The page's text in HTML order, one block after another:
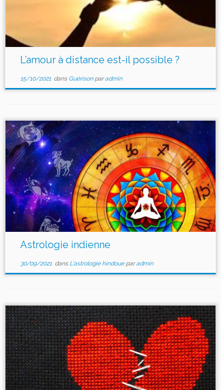
L’amour à distance est-il possible ?
15/10/2021dans Guérison paradmin
Astrologie indienne
30/09/2021dans L'astrologie hindoue paradmin